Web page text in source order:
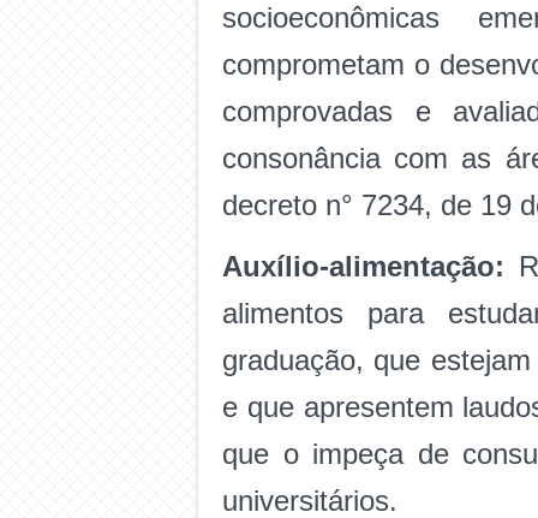
socioeconômicas
comprometam o
comprovadas e
consonância com as
decreto n° 7234, de 19
Auxílio-alimentação:
alimentos para
graduação, que
e que apresentem
que o impeça de
universitários.